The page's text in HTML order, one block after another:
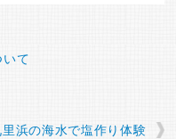
いて
里浜の海水で塩作り体験